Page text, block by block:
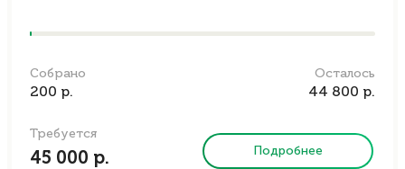
Собрано
200 р.
Осталось
44 800 р.
Требуется
45 000 р. Подробнее